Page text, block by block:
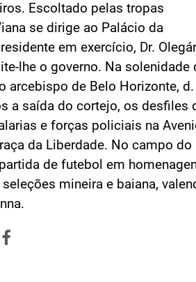
Escoltado pelas tropas
se dirige ao Palácio da
em exercício, Dr.
lhe o governo. Na solenidade
arcebispo de Belo Horizonte, d.
a saída do cortejo, os desfiles
e forças policiais na
da Liberdade. No campo do
de futebol em
mineira e baiana,